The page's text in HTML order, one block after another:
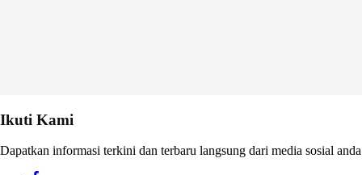
Ikuti Kami
Dapatkan informasi terkini dan terbaru langsung dari media sosial anda